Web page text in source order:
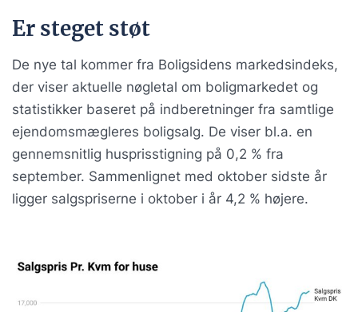
Er steget støt
De nye tal kommer fra Boligsidens markedsindeks,
der viser aktuelle nøgletal om boligmarkedet og
statistikker baseret på indberetninger fra samtlige
ejendomsmægleres boligsalg. De viser bl.a. en
gennemsnitlig husprisstigning på 0,2 % fra
september. Sammenlignet med oktober sidste år
ligger salgspriserne i oktober i år 4,2 % højere.